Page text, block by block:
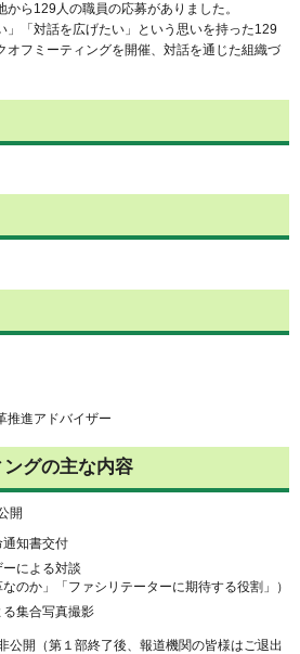
ら129人の職員の応募がありました。
」「対話を広げたい」という思いを持った129
オフミーティングを開催、対話を通じた組織づ
進アドバイザー
グの主な内容
開
知書交付
による対談
のか」「ファシリテーターに期待する役割」）
集合写真撮影
開（第１部終了後、報道機関の皆様はご退出